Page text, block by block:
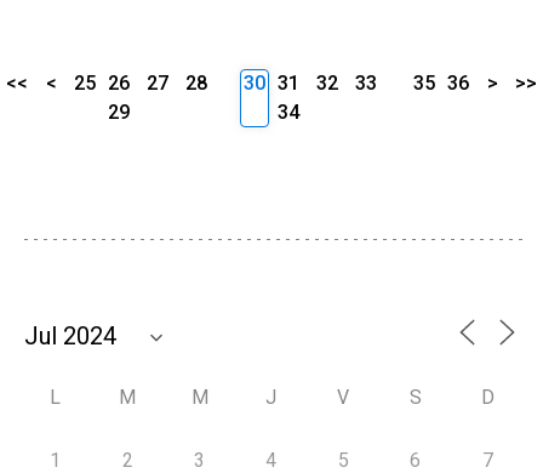
<< < 25 26 27
28
29
30 31 32
33
34
35 36 > >>
L M M J V S D
1 2 3 4 5 6 7